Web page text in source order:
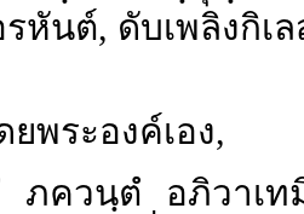
หันต์, ดับเพลิงกิเล
พระองค์เอง,
ภควนฺตํ อภิวาเท